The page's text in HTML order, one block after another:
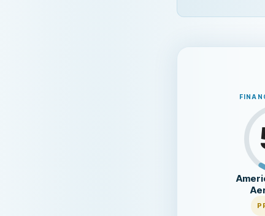
and seriously
how American Express